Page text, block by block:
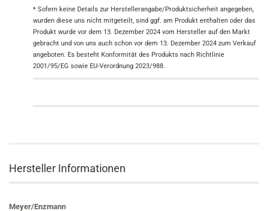
* Sofern keine Details zur Herstellerangabe/Produktsicherheit angegeben,
wurden diese uns nicht mitgeteilt, sind ggf. am Produkt enthalten oder das
Produkt wurde vor dem 13. Dezember 2024 vom Hersteller auf den Markt
gebracht und von uns auch schon vor dem 13. Dezember 2024 zum Verkauf
angeboten. Es besteht Konformität des Produkts nach Richtlinie
2001/95/EG sowie EU-Verordnung 2023/988.
Hersteller Informationen
Meyer/Enzmann